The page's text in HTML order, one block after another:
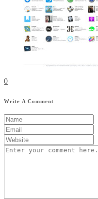
0
Write A Comment